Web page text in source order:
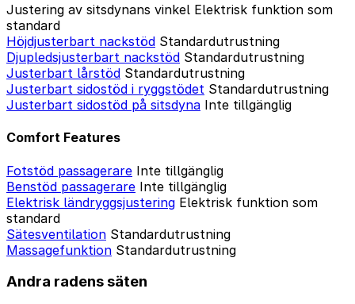
Justering av sitsdynans vinkel Elektrisk funktion som
standard
Höjdjusterbart nackstöd Standardutrustning
Djupledsjusterbart nackstöd Standardutrustning
Justerbart lårstöd Standardutrustning
Justerbart sidostöd i ryggstödet Standardutrustning
Justerbart sidostöd på sitsdyna Inte tillgänglig
Comfort Features
Fotstöd passagerare Inte tillgänglig
Benstöd passagerare Inte tillgänglig
Elektrisk ländryggsjustering Elektrisk funktion som
standard
Sätesventilation Standardutrustning
Massagefunktion Standardutrustning
Andra radens säten